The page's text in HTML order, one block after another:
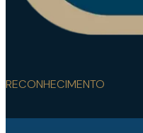
RECONHECIMENTO